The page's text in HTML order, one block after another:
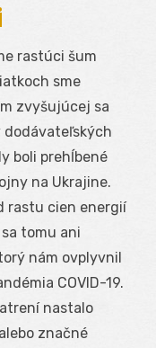
rastúci šum
sme
zvyšujúcej sa
dodávateľských
boli prehĺbené
na Ukrajine.
rastu cien energií
tomu ani
nám ovplyvnil
COVID-19.
nastalo
značné